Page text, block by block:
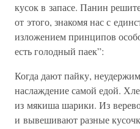
кусок в запасе. Панин
от этого, знакомя нас с
изложением принципов
есть голодный паек”:
Когда дают пайку,
наслаждение самой едой.
из мякиша шарики. Из
и вывешивают разные